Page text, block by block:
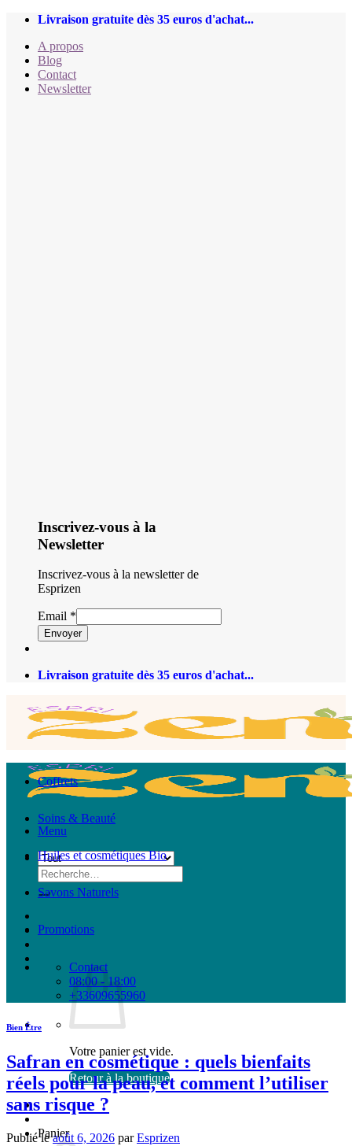
Passer
contenu
Livraison gratuite dès 35 euros d'achat...
A propos
Blog
Contact
Newsletter
Inscrivez-vous à la
Newsletter
Inscrivez-vous à la newsletter de
Esprizen
Email *
Envoyer
Livraison gratuite dès 35 euros d'achat...
Menu
Recherche
pour :
Votre panier est vide.
Retour à la boutique
Panier
Coffrets
Soins & Beauté
Huiles et cosmétiques Bio
Savons Naturels
Promotions
Contact
08:00 - 18:00
+33609655960
Bien Être
Safran en cosmétique : quels bienfaits
réels pour la peau, et comment l’utiliser
sans risque ?
Publié leaoût 6, 2026 parEsprizen